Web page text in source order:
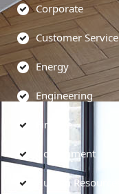
Corporate
Customer Service
Energy
Engineering
Finance
Government
Human Resources